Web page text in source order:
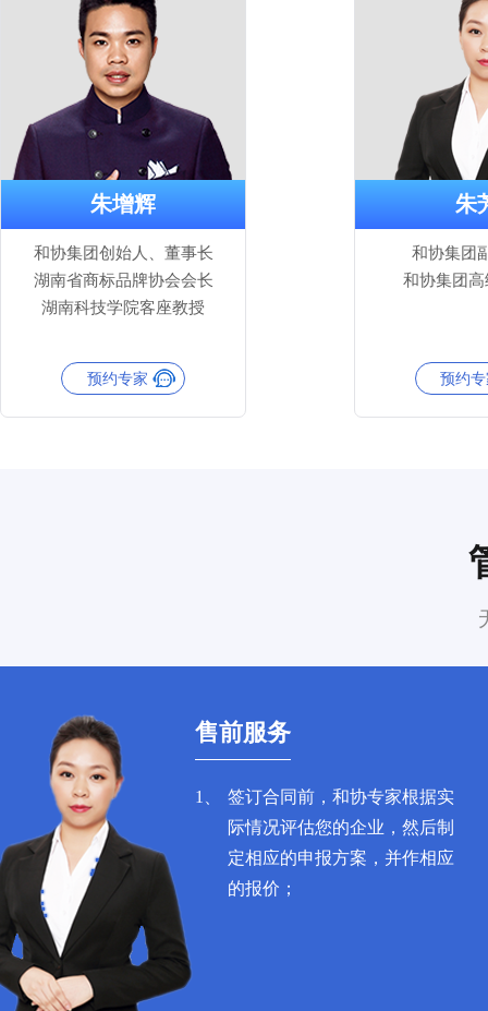
朱增辉
和协集团创始人、董事长
湖南省商标品牌协会会长
湖南科技学院客座教授
预约专家
朱
和协集团
和协集团
预约
售前服务
1、
签订合同前，和协专家根据实
际情况评估您的企业，然后制
定相应的申报方案，并作相应
的报价；